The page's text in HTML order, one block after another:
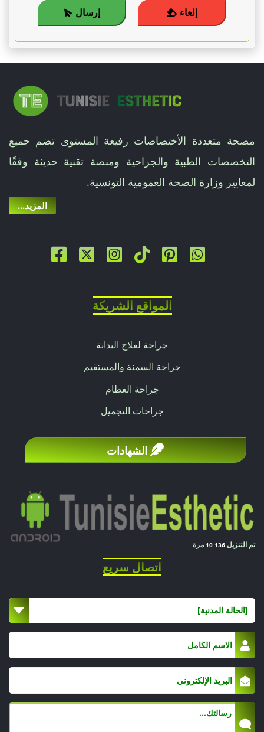
إلغاء إرسال
مصحة متعددة الأختصاصات رفيعة المستوى تضم جميع
التخصصات الطبية والجراحية ومنصة تقنية حديثة وفقًا
لمعايير وزارة الصحة العمومية التونسية.
...المزيد
المواقع الشريكة
جراحة لعلاج البدانة
جراحة السمنة والمستقيم
جراحة العظام
جراحات التجميل
الشهادات
تم التنزيل 10 136 مرة
اتصال سريع
[الحالة المدنية]